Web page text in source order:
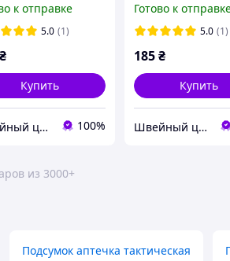
НГУ СБУ
тактическая
к отправке
5.0 (1)
₴
Купить
Швейный цех "Мультикам Юа" 100%
СБУ ВСУ НГУ
тактическая
Готово к
5.0 (1)
185 ₴
Купить
Швейный цех "Мультикам Юа"
из 3000+
Подсумок аптечка тактическая